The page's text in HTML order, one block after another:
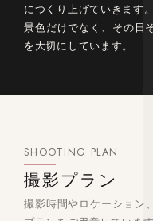
につくり上げていきます。
景色だけでなく、その日
を大切にしています。
SHOOTING PLAN
撮影プラン
撮影時間やロケーション